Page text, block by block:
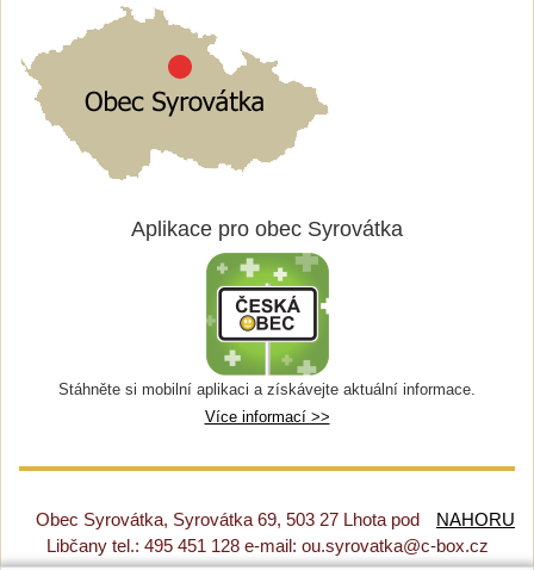
Aplikace pro obec Syrovátka
Stáhněte si mobilní aplikaci a získávejte aktuální informace.
Více informací >>
NAHORU
Obec Syrovátka, Syrovátka 69, 503 27 Lhota pod
Libčany tel.: 495 451 128 e-mail: ou.syrovatka@c-box.cz